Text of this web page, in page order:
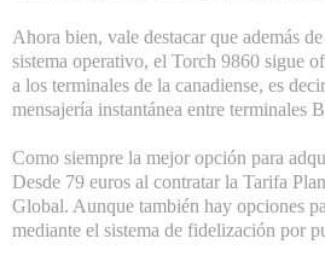
Ahora bien, vale destacar que además
sistema operativo, el Torch 9860 sigue
a los terminales de la canadiense, es
mensajería instantánea entre terminales
Como siempre la mejor opción para
Desde 79 euros al contratar la Tarifa
Global. Aunque también hay opciones
mediante el sistema de fidelización por